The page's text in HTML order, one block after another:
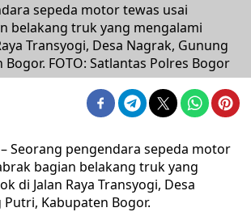
sepeda motor tewas usai
belakang truk yang mengalami
Transyogi, Desa Nagrak, Gunung
FOTO: Satlantas Polres Bogor
– Seorang pengendara sepeda motor
bagian belakang truk yang
di Jalan Raya Transyogi, Desa
Kabupaten Bogor.